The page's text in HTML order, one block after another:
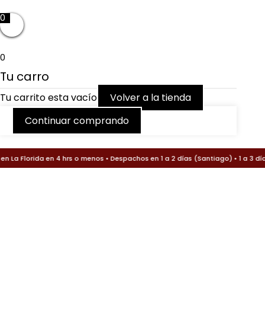
0
0
Tu carro
Tu carrito esta vacío
Volver a la tienda
Continuar comprando
Ir
al
contenido
Florida en 4 hrs o menos • Despachos en 1 a 2 días (Santiago) • 1 a 3
Búsqueda
de
Búsqueda
de
Llavero
tipo